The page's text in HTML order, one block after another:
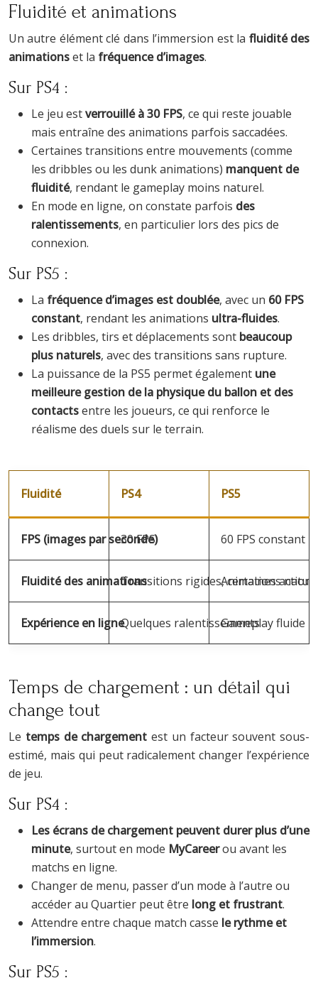
Fluidité et animations
Un autre élément clé dans l’immersion est la fluidité des
animationset la fréquence d’images.
Sur PS4 :
Le jeu estverrouillé à 30 FPS, ce qui reste jouable
mais entraîne des animations parfois saccadées.
Certaines transitions entre mouvements (comme
les dribbles ou les dunk animations) manquent de
fluidité, rendant le gameplay moins naturel.
En mode en ligne, on constate parfois des
ralentissements, en particulier lors des pics de
connexion.
Sur PS5 :
La fréquence d’images est doublée, avec un 60 FPS
constant, rendant les animations ultra-fluides.
Les dribbles, tirs et déplacements sont beaucoup
plus naturels, avec des transitions sans rupture.
La puissance de la PS5 permet également une
meilleure gestion de la physique du ballon et des
contactsentre les joueurs, ce qui renforce le
réalisme des duels sur le terrain.
Fluidité PS4 PS5
FPS (images par seconde)
30 FPS 60 FPS constant
Fluidité des animationsTransitions rigides, certaines actions
Animations
Expérience en ligneQuelques ralentissementsGameplay fluide
Temps de chargement : un détail qui
change tout
Le temps de chargement est un facteur souvent sous-
estimé, mais qui peut radicalement changer l’expérience
de jeu.
Sur PS4 :
Les écrans de chargement peuvent durer plus d’une
minute, surtout en mode MyCareerou avant les
matchs en ligne.
Changer de menu, passer d’un mode à l’autre ou
accéder au Quartier peut être long et frustrant.
Attendre entre chaque match casse le rythme et
l’immersion.
Sur PS5 :